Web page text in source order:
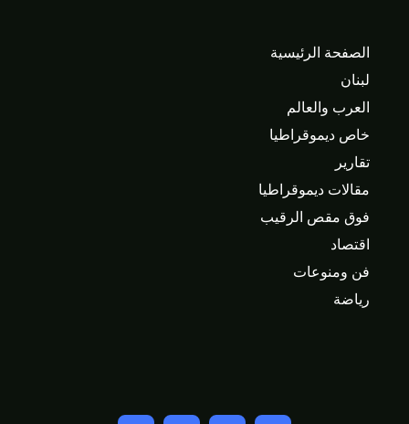
الصفحة الرئيسية
لبنان
العرب والعالم
خاص ديموقراطيا
تقارير
مقالات ديموقراطيا
فوق مقص الرقيب
اقتصاد
فن ومنوعات
رياضة